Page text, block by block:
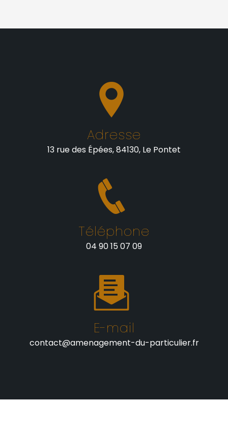
Adresse
13 rue des Épées, 84130, Le Pontet
Téléphone
04 90 15 07 09
E-mail
contact@amenagement-du-particulier.fr